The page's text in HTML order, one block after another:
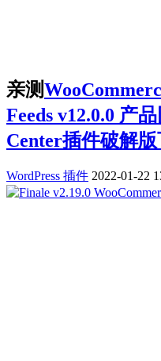
亲测
Feeds v12.0.0 产
Center插件破解
WordPress 插件 2022-01-22